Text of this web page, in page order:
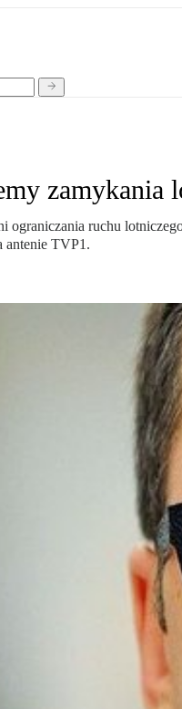
zamykania
ograniczania ruchu
antenie TVP1.